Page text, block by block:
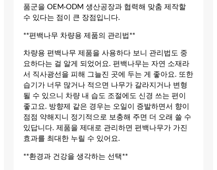
품군을 OEM·ODM 생산공장과 협력해 맞춤 제작할
수 있다는 점이 큰 장점입니다.
**편백나무 차량용 제품의 관리법**
차량용 편백나무 제품을 사용하다 보니 관리법도 중
요하다는 걸 알게 되었어요. 편백나무는 자연 소재라
서 직사광선을 피해 그늘진 곳에 두는 게 좋아요. 또한
습기가 너무 많거나 적으면 나무가 갈라지거나 변형
될 수 있으니 차량 내 습도 조절에도 신경 쓰는 편이
좋고요. 방향제 같은 경우는 오일이 증발하면서 향이
점점 약해지니 정기적으로 보충해 주면 더 오래 쓸 수
있답니다. 제품을 제대로 관리하면 편백나무가 가진
효과를 최대한 누릴 수 있어요.
**환경과 건강을 생각하는 선택**